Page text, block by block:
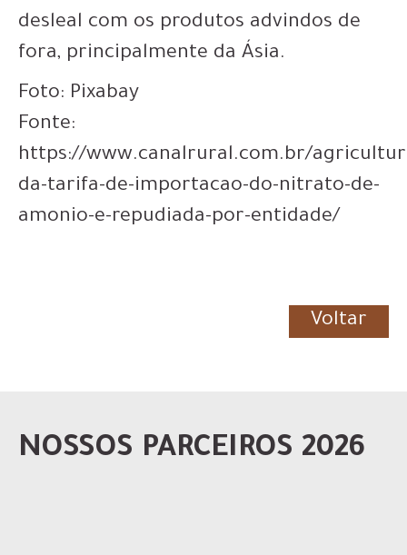
desleal com os produtos advindos de
fora, principalmente da Ásia.
Foto: Pixabay
Fonte:
https://www.canalrural.com.br/
da-tarifa-de-importacao-do-nitrato-de-
amonio-e-repudiada-por-entidade/
Voltar
NOSSOS PARCEIROS 2026